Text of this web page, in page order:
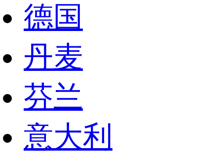
德国
丹麦
芬兰
意大利